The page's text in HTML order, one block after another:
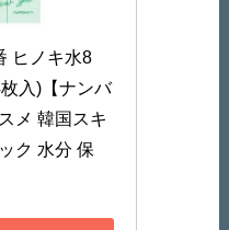
ヒノキ水8
入)【ナンバ
メ 韓国スキ
ク 水分 保